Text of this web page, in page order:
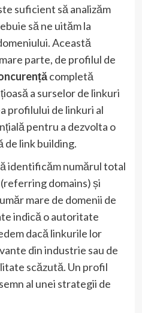
suficient să analizăm
să ne uităm la
Această
parte, de profilul de
completă
a surselor de linkuri
profilului de linkuri al
pentru a dezvolta o
de link building.
identificăm numărul total
domains) și
mare de domenii de
indică o autoritate
dacă linkurile lor
din industrie sau de
scăzută. Un profil
al unei strategii de